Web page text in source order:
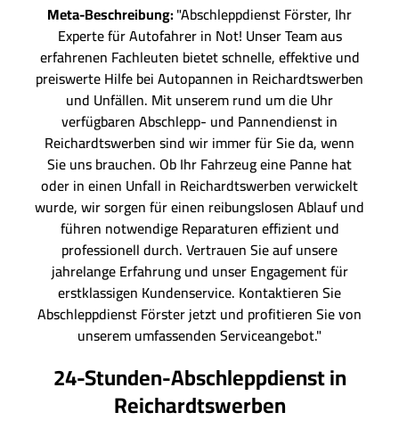
Meta-Beschreibung:"Abschleppdienst Förster, Ihr
Experte für Autofahrer in Not! Unser Team aus
erfahrenen Fachleuten bietet schnelle, effektive und
preiswerte Hilfe bei Autopannen in Reichardtswerben
und Unfällen. Mit unserem rund um die Uhr
verfügbaren Abschlepp- und Pannendienst in
Reichardtswerben sind wir immer für Sie da, wenn
Sie uns brauchen. Ob Ihr Fahrzeug eine Panne hat
oder in einen Unfall in Reichardtswerben verwickelt
wurde, wir sorgen für einen reibungslosen Ablauf und
führen notwendige Reparaturen effizient und
professionell durch. Vertrauen Sie auf unsere
jahrelange Erfahrung und unser Engagement für
erstklassigen Kundenservice. Kontaktieren Sie
Abschleppdienst Förster jetzt und profitieren Sie von
unserem umfassenden Serviceangebot."
24-Stunden-Abschleppdienst in
Reichardtswerben